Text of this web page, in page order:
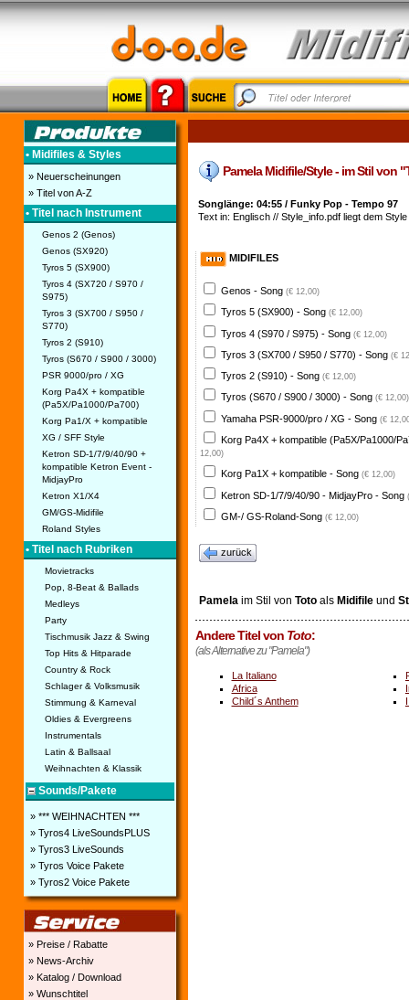
• Midifiles & Styles
» Neuerscheinungen
» Titel von A-Z
• Titel nach Instrument
Genos 2 (Genos)
Genos (SX920)
Tyros 5 (SX900)
Tyros 4 (SX720 / S970 /
S975)
Tyros 3 (SX700 / S950 /
S770)
Tyros 2 (S910)
Tyros (S670 / S900 / 3000)
PSR 9000/pro / XG
Korg Pa4X + kompatible
(Pa5X/Pa1000/Pa700)
Korg Pa1/X + kompatible
XG / SFF Style
Ketron SD-1/7/9/40/90 +
kompatible Ketron Event -
MidjayPro
Ketron X1/X4
GM/GS-Midifile
Roland Styles
• Titel nach Rubriken
Movietracks
Pop, 8-Beat & Ballads
Medleys
Party
Tischmusik Jazz & Swing
Top Hits & Hitparade
Country & Rock
Schlager & Volksmusik
Stimmung & Karneval
Oldies & Evergreens
Instrumentals
Latin & Ballsaal
Weihnachten & Klassik
Sounds/Pakete
» *** WEIHNACHTEN ***
» Tyros4 LiveSoundsPLUS
» Tyros3 LiveSounds
» Tyros Voice Pakete
» Tyros2 Voice Pakete
» Preise / Rabatte
» News-Archiv
» Katalog / Download
» Wunschtitel
Pamela Midifile/Style - im Stil von
Songlänge: 04:55 / Funky Pop - Tempo 97
Text in: Englisch // Style_info.pdf liegt dem Style
MIDIFILES
Genos - Song (€ 12,00)
Tyros 5 (SX900) - Song (€ 12,00)
Tyros 4 (S970 / S975) - Song (€ 12,00)
Tyros 3 (SX700 / S950 / S770) - Song (€
Tyros 2 (S910) - Song (€ 12,00)
Tyros (S670 / S900 / 3000) - Song (€ 12,00)
Yamaha PSR-9000/pro / XG - Song (€
Korg Pa4X + kompatible (Pa5X/Pa1000/
12,00)
Korg Pa1X + kompatible - Song (€ 12,00)
Ketron SD-1/7/9/40/90 - MidjayPro - Song
GM-/ GS-Roland-Song (€ 12,00)
zurück
Pamela im Stil von Totoals Midifileund
Andere Titel von Toto:
(als Alternative zu "Pamela")
La Italiano
Africa
Child´s Anthem